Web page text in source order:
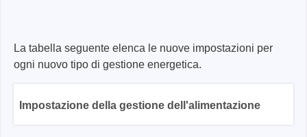
La tabella seguente elenca le nuove impostazioni per
ogni nuovo tipo di gestione energetica.
Impostazione della gestione dell'alimentazione